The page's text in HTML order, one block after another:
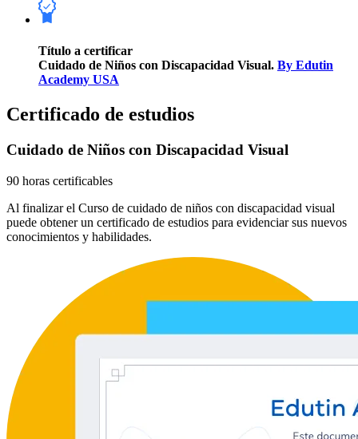
Título a certificar
Cuidado de Niños con Discapacidad Visual. By Edutin
Academy USA
Certificado de estudios
Cuidado de Niños con Discapacidad Visual
90 horas certificables
Al finalizar el Curso de cuidado de niños con discapacidad visual
puede obtener un certificado de estudios para evidenciar sus nuevos
conocimientos y habilidades.